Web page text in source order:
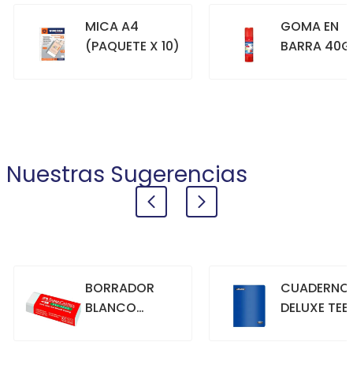
MICA A4
(PAQUETE X 10)
GOMA EN
BARRA
Nuestras Sugerencias
BORRADOR
BLANCO
DELUXE